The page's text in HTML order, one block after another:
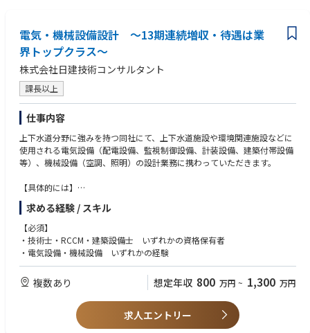
電気・機械設備設計 ～13期連続増収・待遇は業
界トップクラス～
株式会社日建技術コンサルタント
課長以上
仕事内容
上下水道分野に強みを持つ同社にて、上下水道施設や環境関連施設などに
使用される電気設備（配電設備、監視制御設備、計装設備、建築付帯設備
等）、機械設備（空調、照明）の設計業務に携わっていただきます。
【具体的には】
■調査、診断
■法手続
■基本構想および基本計画策定
■基本設計、詳細設計 など
※新規案件が3割、既存案件が7割程度となります。
※中途採用募集要項という冊子を準備しておりますので、選考時にお渡し
させて頂きます。
求める経験 / スキル
【必須】
・技術士・RCCM・建築設備士 いずれかの資格保有者
・電気設備・機械設備 いずれかの経験
複数あり 想定年収 800 万円 ~ 1,300 万円
求人エントリー